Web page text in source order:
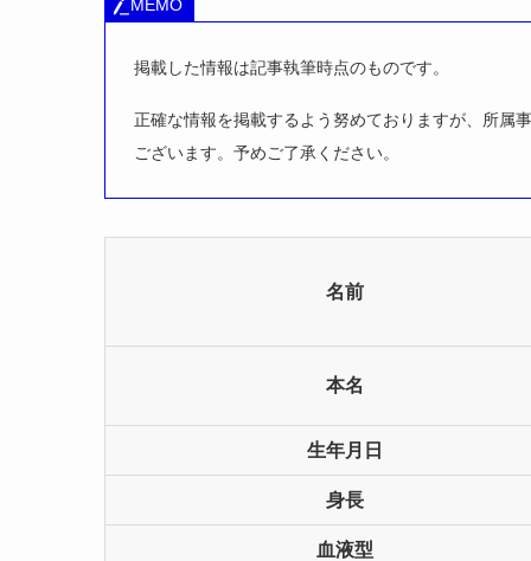
MEMO
掲載した情報は記事執筆時点のものです。
正確な情報を掲載するよう努めておりますが、所属
ございます。予めご了承ください。
名前
本名
生年月日
身長
血液型